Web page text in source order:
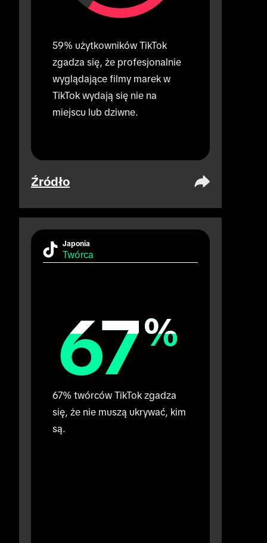
59% użytkowników TikTok
zgadza się, że profesjonalnie
wyglądające filmy marek w
TikTok wydają się nie na
miejscu lub dziwne.
Źródło
Japonia
Twórca
67%
67%
67% twórców TikTok zgadza
się, że nie muszą ukrywać, kim
są.